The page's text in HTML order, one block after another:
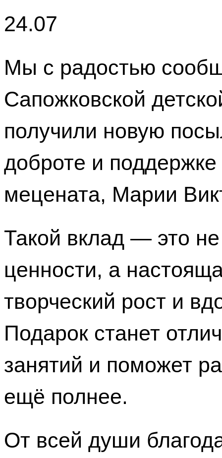
24.07
Мы с радостью
Сапожковской
получили новую
доброте и поддержке
мецената, Марии
Такой вклад — это
ценности, а
творческий рост и
Подарок станет
занятий и поможет
ещё полнее.
От всей души